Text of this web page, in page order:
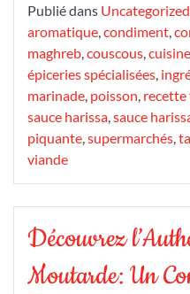
Publié dans Uncategorized
aromatique condiment
maghreb couscous
épiceries spécialisées
marinade poisson
sauce harissa sauce
piquante supermarchés
viande
Découvrez
Moutarde: Un